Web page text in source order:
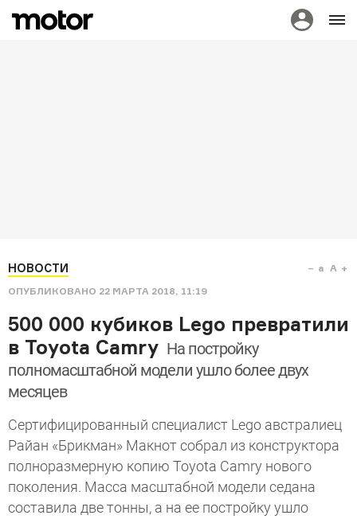
НОВОСТИ
ОПУБЛИКОВАНО 22 МАРТА 2018, 11:19
a A
500 000 кубиков Lego превратили
в Toyota Camry На постройку
полномасштабной модели ушло более двух
месяцев
Сертифицированный специалист Lego австралиец
Райан «Брикман» Макнот собрал из конструктора
полноразмерную копию Toyota Camry нового
поколения. Масса масштабной модели седана
составила две тонны, а на ее постройку ушло